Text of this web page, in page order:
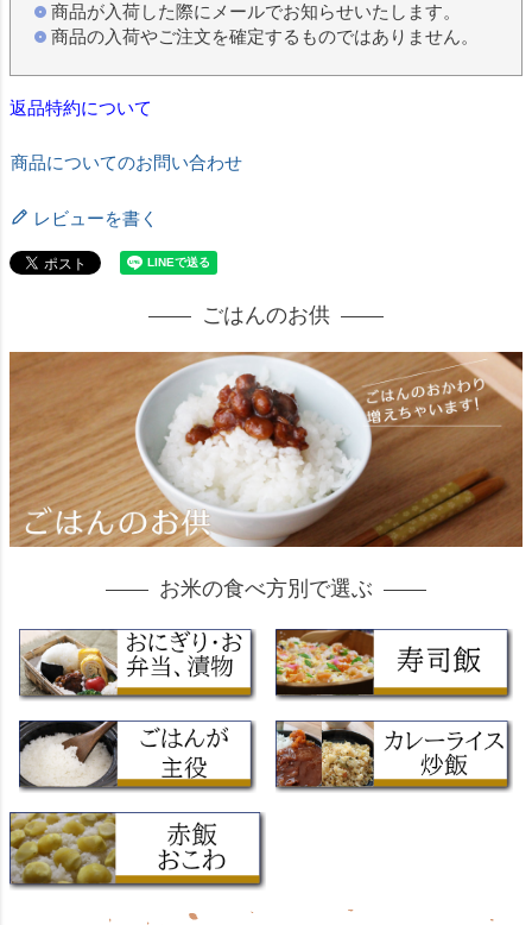
商品が入荷した際にメールでお知らせいたします。
商品の入荷やご注文を確定するものではありません。
返品特約について
商品についてのお問い合わせ
レビューを書く
ごはんのお供
お米の食べ方別で選ぶ